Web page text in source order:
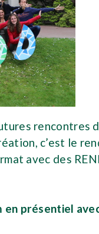
rencontres
c’est le
avec des
en présentiel